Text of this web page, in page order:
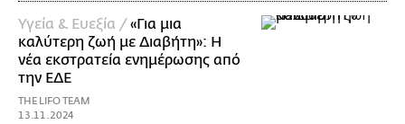
Υγεία & Ευεξία / «Για μια
καλύτερη ζωή με Διαβήτη»: Η
νέα εκστρατεία ενημέρωσης από
την ΕΔΕ
THE LIFO TEAM
13.11.2024